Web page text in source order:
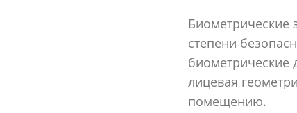
Биометрические
степени
биометрические
лицевая
помещению.